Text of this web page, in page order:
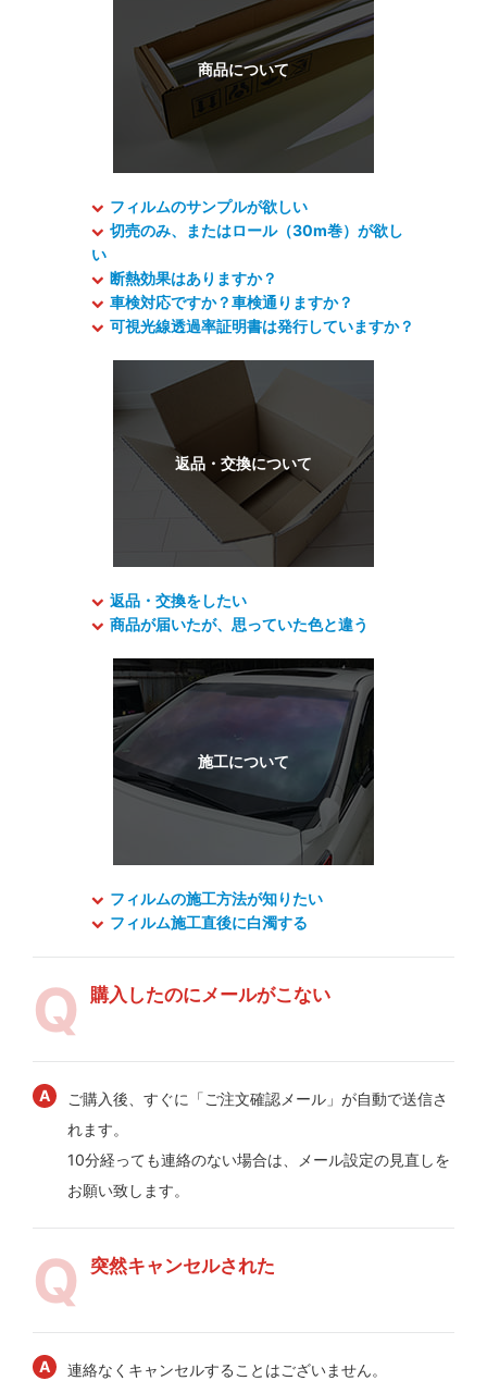
フィルムのサンプルが欲しい
切売のみ、またはロール（30m巻）が欲し
い
断熱効果はありますか？
車検対応ですか？車検通りますか？
可視光線透過率証明書は発行していますか？
返品・交換をしたい
商品が届いたが、思っていた色と違う
フィルムの施工方法が知りたい
フィルム施工直後に白濁する
購入したのにメールがこない
ご購入後、すぐに「ご注文確認メール」が自動で送信さ
れます。
10分経っても連絡のない場合は、メール設定の見直しを
お願い致します。
突然キャンセルされた
連絡なくキャンセルすることはございません。